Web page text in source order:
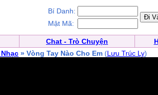
Bí Danh:
Mật Mã:
Chat - Trò Chuyện
Nhạc » Vòng Tay Nào Cho Em (Lưu Trúc Ly)